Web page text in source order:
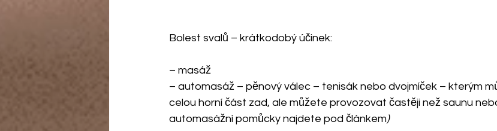
Bolest svalů – krátkodobý účinek:
– masáž
– automasáž – pěnový válec – tenisák nebo dvojmíček – kterým
celou horní část zad, ale můžete provozovat častěji než saunu
automasážní pomůcky najdete pod článkem)